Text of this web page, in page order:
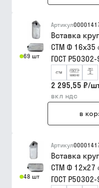
69 шт
Артикул
Вставка
СТМ Ф 16х35
ГОСТ
2 295,55 ₽/
вкл ндс
в
48 шт
Артикул
Вставка
СТМ Ф 12х27
ГОСТ